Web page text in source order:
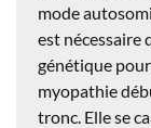
mode
est nécessaire
génétique
myopathie
tronc. Elle se